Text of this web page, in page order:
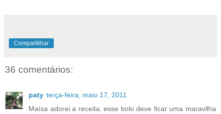
Compartilhar
36 comentários:
paty terça-feira, maio 17, 2011
Maísa adorei a receita, esse bolo deve ficar uma maravilha